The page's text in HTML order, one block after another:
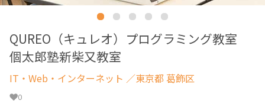
QUREO（キュレオ）プログラミング教室
個太郎塾新柴又教室
IT・Web・インターネット ／東京都 葛飾区
0